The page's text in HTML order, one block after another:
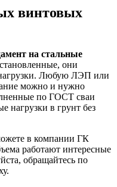
винтовых
на стальные
они
Любую ЛЭП или
можно и нужно
по ГОСТ сваи
нагрузки в грунт без
в компании ГК
работают интересные
обращайтесь по